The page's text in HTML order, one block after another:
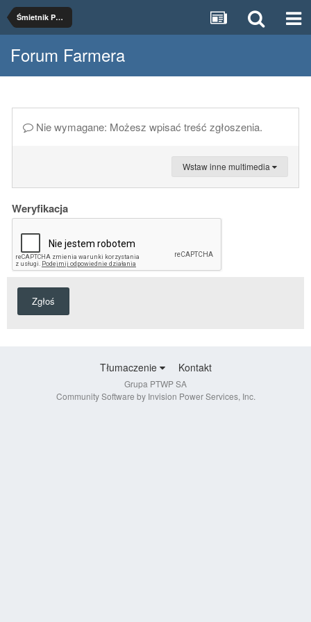
Śmietnik Pałuczanina
Forum Farmera
Nie wymagane: Możesz wpisać treść zgłoszenia.
Wstaw inne multimedia
Weryfikacja
Zgłoś
Tłumaczenie Kontakt
Grupa PTWP SA
Community Software by Invision Power Services, Inc.